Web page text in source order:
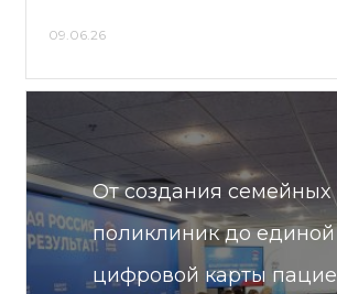
09.06.26
От создания семейных
поликлиник до единой
цифровой карты